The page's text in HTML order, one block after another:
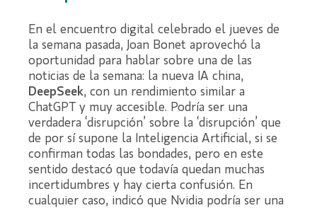
En el encuentro digital celebrado el jueves de
la semana pasada, Joan Bonet aprovechó la
oportunidad para hablar sobre una de las
noticias de la semana: la nueva IA china,
DeepSeek, con un rendimiento similar a
ChatGPT y muy accesible. Podría ser una
verdadera ‘disrupción’ sobre la ‘disrupción’ que
de por sí supone la Inteligencia Artificial, si se
confirman todas las bondades, pero en este
sentido destacó que todavía quedan muchas
incertidumbres y hay cierta confusión. En
cualquier caso, indicó que Nvidia podría ser una